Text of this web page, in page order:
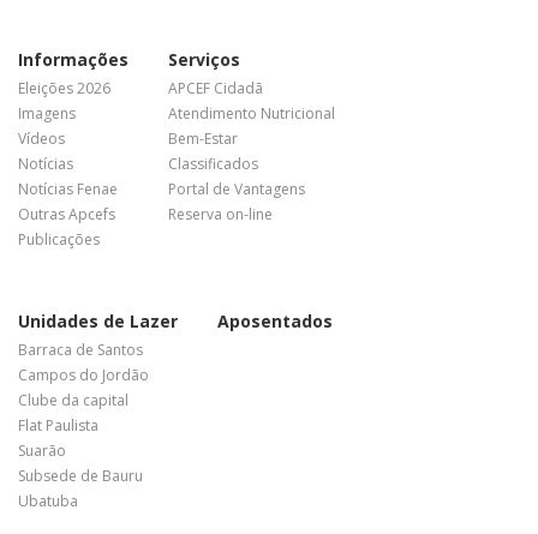
Informações
Eleições 2026
Imagens
Vídeos
Notícias
Notícias Fenae
Outras Apcefs
Publicações
Serviços
APCEF Cidadã
Atendimento Nutricional
Bem-Estar
Classificados
Portal de Vantagens
Reserva on-line
Unidades de Lazer
Barraca de Santos
Campos do Jordão
Clube da capital
Flat Paulista
Suarão
Subsede de Bauru
Ubatuba
Aposentados